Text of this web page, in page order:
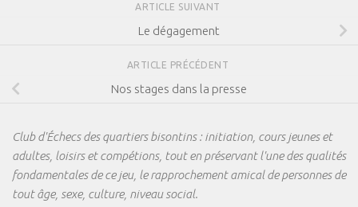
ARTICLE SUIVANT
Le dégagement
ARTICLE PRÉCÉDENT
Nos stages dans la presse
Club d'Échecs des quartiers bisontins : initiation, cours jeunes et
adultes, loisirs et compétions, tout en préservant l'une des qualités
fondamentales de ce jeu, le rapprochement amical de personnes de
tout âge, sexe, culture, niveau social.